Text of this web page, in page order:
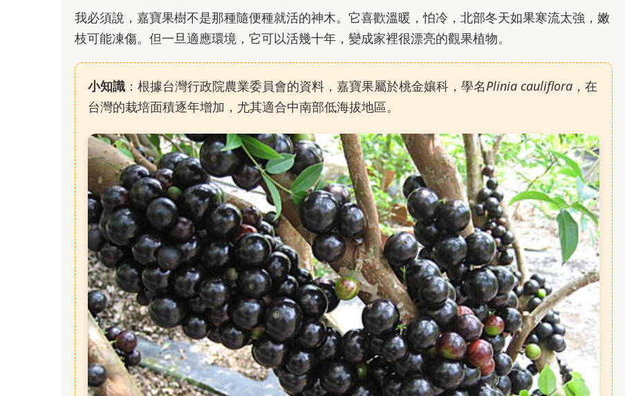
我必須說，嘉寶果樹不是那種隨便種就活的神木。它喜歡溫暖，怕冷，北部冬天如果寒流太強，嫩
枝可能凍傷。但一旦適應環境，它可以活幾十年，變成家裡很漂亮的觀果植物。
小知識 ：根據台灣行政院農業委員會的資料，嘉寶果屬於桃金孃科，學名Plinia cauliflora ，在
台灣的栽培面積逐年增加，尤其適合中南部低海拔地區。